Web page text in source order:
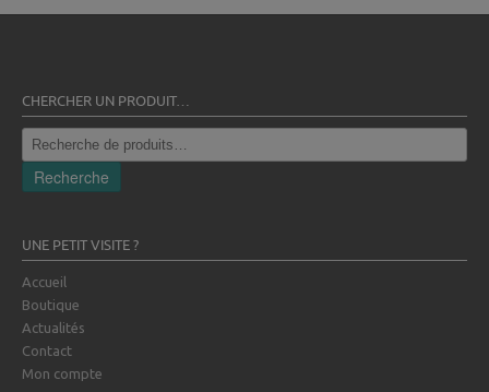
CHERCHER UN PRODUIT…
Recherche
pour :
Recherche
UNE PETIT VISITE ?
Accueil
Boutique
Actualités
Contact
Mon compte